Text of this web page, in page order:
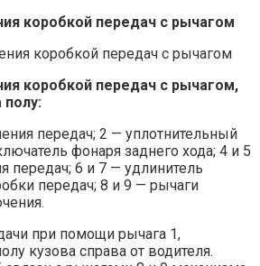
коробкой передач с рычагом
коробкой передач с рычагом,
передач; 2 — уплотнительный
фонаря заднего хода; 4 и 5
передач; 6 и 7 — удлинитель
передач; 8 и 9 — рычаги
при помощи рычага 1,
кузова справа от водителя.